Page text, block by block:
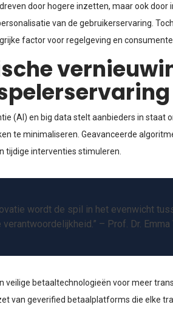
door hogere inzetten, maar ook
van de gebruikerservaring.
factor voor regelgeving en
(AI) en big data stelt aanbieders in staat
te minimaliseren. Geavanceerde
tijdige interventies stimuleren.
wordt de spil in het evenwicht
– Prof. Dr.
veilige betaaltechnologieën voor meer
van geverified betaalplatforms die elke